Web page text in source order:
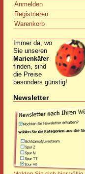
Anmelden
Registrieren
Warenkorb
Immer da, wo
Sie unseren
Marienkäfer
finden, sind
die Preise
besonders günstig!
Newsletter